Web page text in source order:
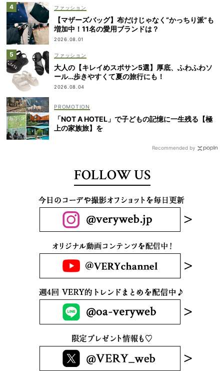
ファッション
【マザーズバッグ】布だけじゃなく“かっちり派”も
増加中！11名の愛用ブランドは？
2026.08.01
ファッション
大人の【キレイめスポサン5選】厚底、ふわふわソ
ール…歩きやすくて夏の旅行にも！
2026.08.04
「NOT A HOTEL」で子どもの記憶に一生残る【極
上の家族旅】を
Recommended by
FOLLOW US